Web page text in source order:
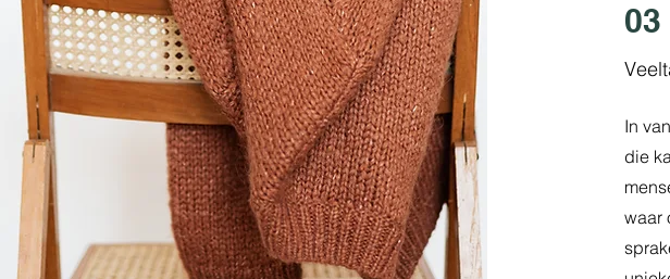
03
In
die
waar